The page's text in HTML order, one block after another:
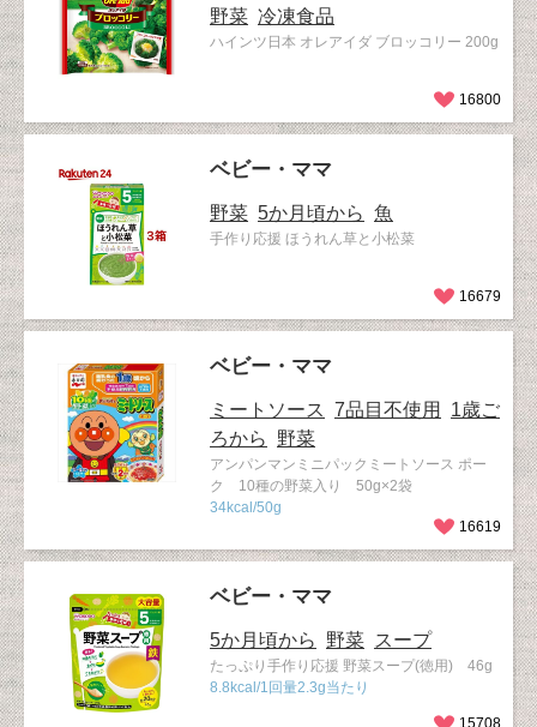
野菜 冷凍食品
ハインツ日本 オレアイダ ブロッコリー 200g
16800
ベビー・ママ
野菜 5か月頃から 魚
手作り応援 ほうれん草と小松菜
16679
ベビー・ママ
ミートソース 7品目不使用
1歳ご
ろから
野菜
アンパンマンミニパックミートソース ポー
ク 10種の野菜入り 50g×2袋
34kcal/50g
16619
ベビー・ママ
5か月頃から 野菜 スープ
たっぷり手作り応援 野菜スープ(徳用) 46g
8.8kcal/1回量2.3g当たり
15708